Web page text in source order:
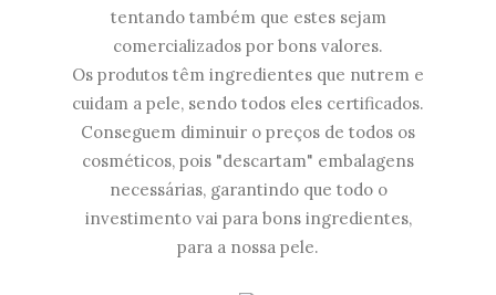
tentando também que estes sejam
comercializados por bons valores.
Os produtos têm ingredientes que nutrem e
cuidam a pele, sendo todos eles certificados.
Conseguem diminuir o preços de todos os
cosméticos, pois "descartam" embalagens
necessárias, garantindo que todo o
investimento vai para bons ingredientes,
para a nossa pele.